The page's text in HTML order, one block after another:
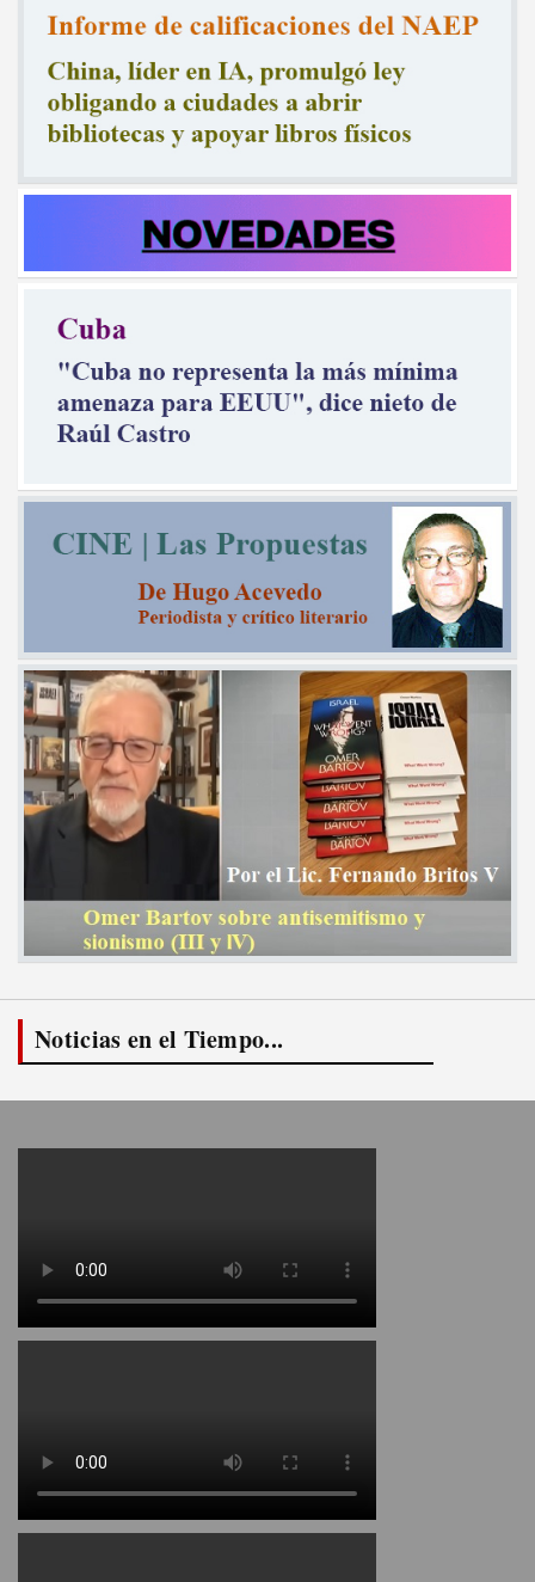
Noticias en el Tiempo...